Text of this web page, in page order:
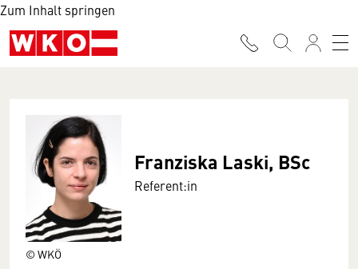
Zum Inhalt springen
© WKÖ
Franziska Laski, BSc
Referent:in